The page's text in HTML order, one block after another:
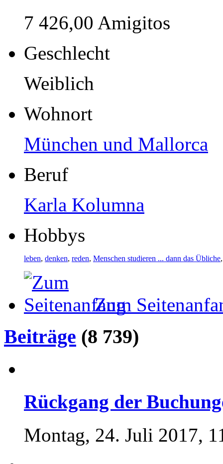
7 426,00 Amigitos
Geschlecht
Weiblich
Wohnort
München und Mallorca
Beruf
Karla Kolumna
Hobbys
leben, denken, reden, Menschen studieren ... dann das Übliche
Zum
Beiträge (8 739)
Rückgang der
Montag, 24. Juli 2017,